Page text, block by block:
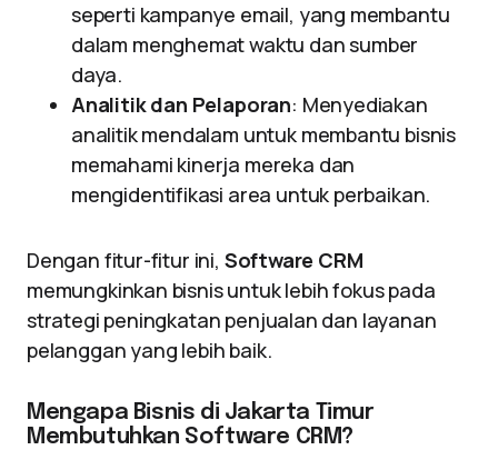
seperti kampanye email, yang membantu
dalam menghemat waktu dan sumber
daya.
Analitik dan Pelaporan: Menyediakan
analitik mendalam untuk membantu bisnis
memahami kinerja mereka dan
mengidentifikasi area untuk perbaikan.
Dengan fitur-fitur ini, Software CRM
memungkinkan bisnis untuk lebih fokus pada
strategi peningkatan penjualan dan layanan
pelanggan yang lebih baik.
Mengapa Bisnis di Jakarta Timur
Membutuhkan Software CRM?